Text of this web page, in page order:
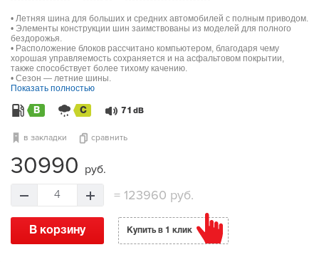
• Летняя шина для больших и средних автомобилей с полным приводом.
• Элементы конструкции шин заимствованы из моделей для полного
бездорожья.
• Расположение блоков рассчитано компьютером, благодаря чему
хорошая управляемость сохраняется и на асфальтовом покрытии,
также способствует более тихому качению.
• Сезон — летние шины.
Показать полностью
B C 71 dB
в закладки сравнить
30990 руб.
4 =123960 руб.
В корзину Купить в 1 клик